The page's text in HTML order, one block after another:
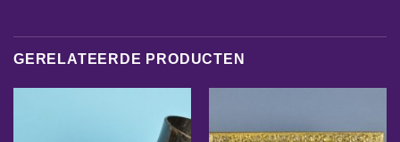
GERELATEERDE PRODUCTEN